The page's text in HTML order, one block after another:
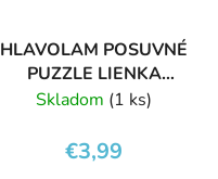
HLAVOLAM POSUVNÉ
PUZZLE LIENKA
ELENKA
Skladom (1 ks)
€3,99